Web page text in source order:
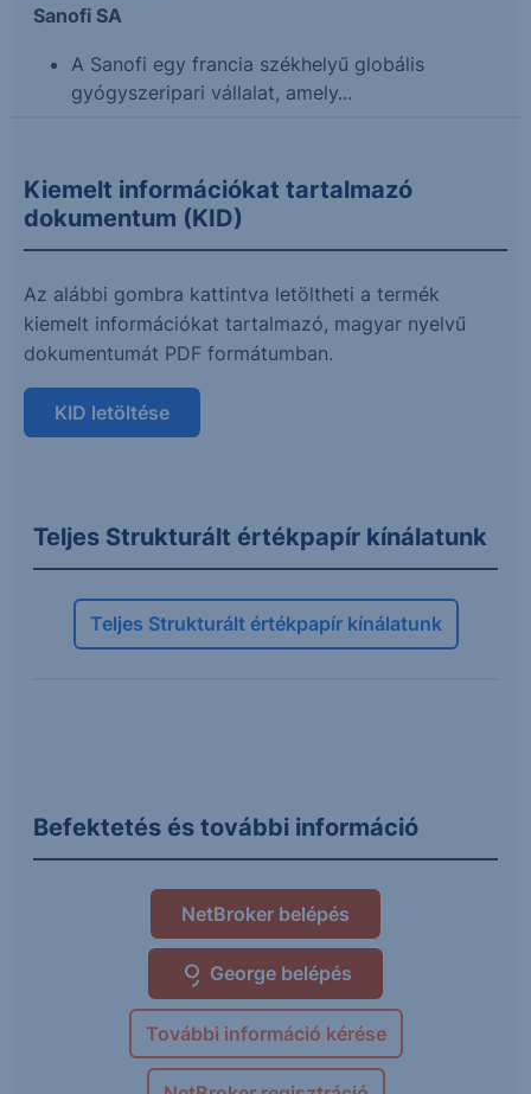
Sanofi SA
A Sanofi egy francia székhelyű globális
gyógyszeripari vállalat, amely...
Kiemelt információkat tartalmazó
dokumentum (KID)
Az alábbi gombra kattintva letöltheti a termék
kiemelt információkat tartalmazó, magyar nyelvű
dokumentumát PDF formátumban.
KID letöltése
Teljes Strukturált értékpapír kínálatunk
Teljes Strukturált értékpapír kínálatunk
Befektetés és további információ
NetBroker belépés
George belépés
További információ kérése